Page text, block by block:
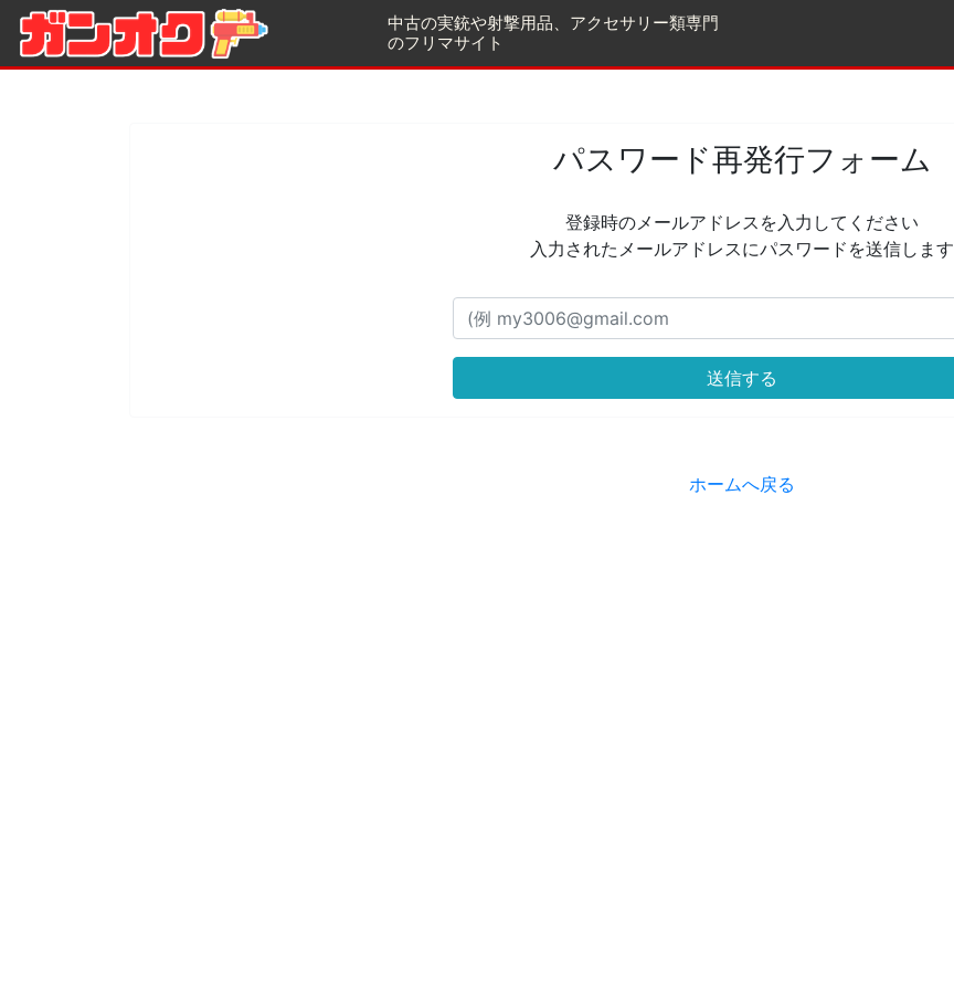
中古の実銃や射撃用品、アクセサリー類専門
のフリマサイト
パスワード再発行フォーム
登録時のメールアドレスを入力してください
入力されたメールアドレスにパスワードを送信します
送信する
ホームへ戻る